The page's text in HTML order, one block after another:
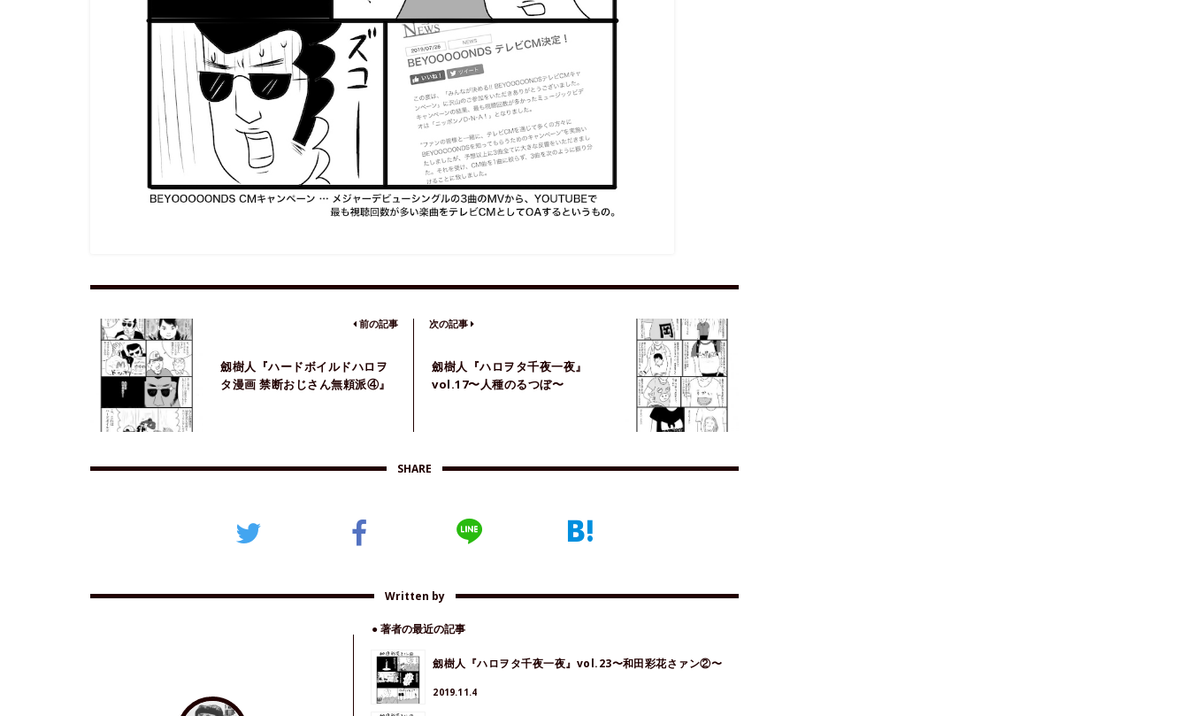
劔樹人『ハードボイルドハロヲ
タ漫画 禁断おじさん無頼派④』
前の記事
劔樹人『ハロヲタ千夜一夜』
vol.17〜人種のるつぼ〜
次の記事
SHARE
Written by
● 著者の最近の記事
劔樹人『ハロヲタ千夜一夜』vol.23〜和田彩花さァン②〜
2019.11.4